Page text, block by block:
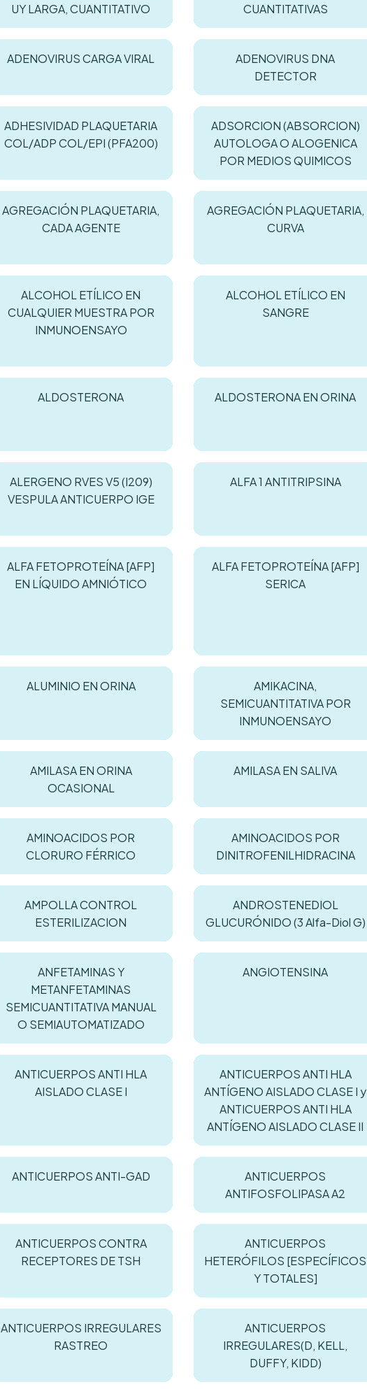
UY LARGA, CUANTITATIVO
CUANTITATIVAS
ADENOVIRUS CARGA VIRAL
ADENOVIRUS DNA
DETECTOR
ADHESIVIDAD PLAQUETARIA
COL/ADP COL/EPI (PFA200)
ADSORCION (ABSORCION)
AUTOLOGA O ALOGENICA
POR MEDIOS QUIMICOS
AGREGACIÓN PLAQUETARIA,
CADA AGENTE
AGREGACIÓN PLAQUETARIA,
CURVA
ALCOHOL ETÍLICO EN
CUALQUIER MUESTRA POR
INMUNOENSAYO
ALCOHOL ETÍLICO EN
SANGRE
ALDOSTERONA ALDOSTERONA EN ORINA
ALERGENO RVES V5 (I209)
VESPULA ANTICUERPO IGE
ALFA 1 ANTITRIPSINA
ALFA FETOPROTEÍNA [AFP]
EN LÍQUIDO AMNIÓTICO
ALFA FETOPROTEÍNA [AFP]
SERICA
ALUMINIO EN ORINA
AMIKACINA,
SEMICUANTITATIVA POR
INMUNOENSAYO
AMILASA EN ORINA
OCASIONAL
AMILASA EN SALIVA
AMINOACIDOS POR
CLORURO FÉRRICO
AMINOACIDOS POR
DINITROFENILHIDRACINA
AMPOLLA CONTROL
ESTERILIZACION
ANDROSTENEDIOL
GLUCURÓNIDO (3 Alfa-Diol G)
ANFETAMINAS Y
METANFETAMINAS
SEMICUANTITATIVA MANUAL
O SEMIAUTOMATIZADO
ANGIOTENSINA
ANTICUERPOS ANTI HLA
AISLADO CLASE I
ANTICUERPOS ANTI HLA
ANTÍGENO AISLADO CLASE I y
ANTICUERPOS ANTI HLA
ANTÍGENO AISLADO CLASE II
ANTICUERPOS ANTI-GAD
ANTICUERPOS
ANTIFOSFOLIPASA A2
ANTICUERPOS CONTRA
RECEPTORES DE TSH
ANTICUERPOS
HETERÓFILOS [ESPECÍFICOS
Y TOTALES]
ANTICUERPOS IRREGULARES
RASTREO
ANTICUERPOS
IRREGULARES(D, KELL,
DUFFY, KIDD)